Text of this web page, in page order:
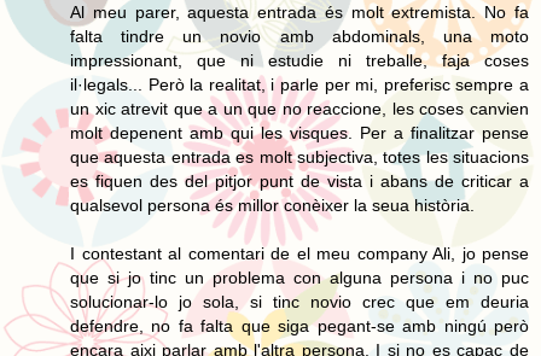
Al meu parer, aquesta entrada és molt extremista. No fa
falta tindre un novio amb abdominals, una moto
impressionant, que ni estudie ni treballe, faja coses
il·legals... Però la realitat, i parle per mi, preferisc sempre a
un xic atrevit que a un que no reaccione, les coses canvien
molt depenent amb qui les visques. Per a finalitzar pense
que aquesta entrada es molt subjectiva, totes les situacions
es fiquen des del pitjor punt de vista i abans de criticar a
qualsevol persona és millor conèixer la seua història.
I contestant al comentari de el meu company Ali, jo pense
que si jo tinc un problema con alguna persona i no puc
solucionar-lo jo sola, si tinc novio crec que em deuria
defendre, no fa falta que siga pegant-se amb ningú però
encara aixi parlar amb l'altra persona. I si no es capaç de